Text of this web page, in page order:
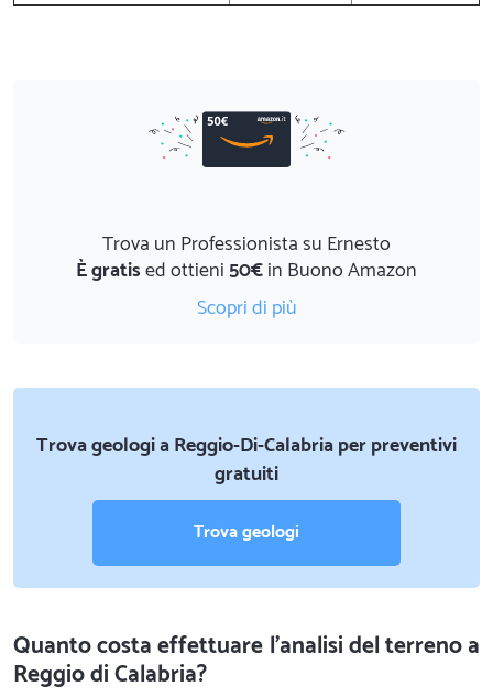
Trova un Professionista su Ernesto
È gratised ottieni50€in Buono Amazon
Scopri di più
Trova geologi a Reggio-Di-Calabria per preventivi
gratuiti
Trova geologi
Quanto costa effettuare l'analisi del terreno a
Reggio di Calabria?